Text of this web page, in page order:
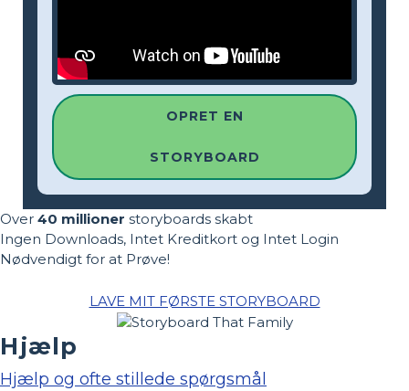
OPRET EN
STORYBOARD
Over 40 millioner storyboards skabt
Ingen Downloads, Intet Kreditkort og Intet Login
Nødvendigt for at Prøve!
LAVE MIT FØRSTE STORYBOARD
Hjælp
Hjælp og ofte stillede spørgsmål